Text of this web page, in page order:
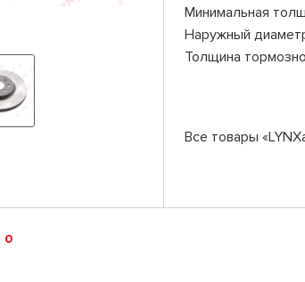
Минимальная
Наружный
Толщина
Все товары